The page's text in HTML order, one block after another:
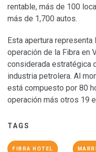
rentable, más de 100
más de 1,700 autos.
Esta apertura
operación de la Fibra en
considerada estratégica
industria petrolera. Al
está compuesto por 80
operación más otros 19
TAGS
FIBRA HOTEL